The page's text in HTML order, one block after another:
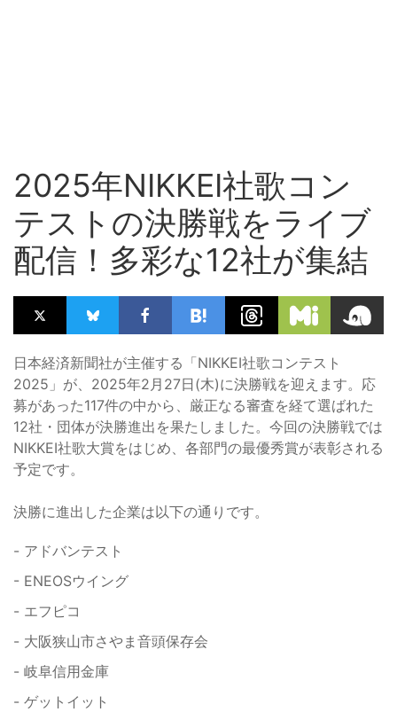
2025年NIKKEI社歌コン
テストの決勝戦をライブ
配信！多彩な12社が集結
日本経済新聞社が主催する「NIKKEI社歌コンテスト
2025」が、2025年2月27日(木)に決勝戦を迎えます。応
募があった117件の中から、厳正なる審査を経て選ばれた
12社・団体が決勝進出を果たしました。今回の決勝戦では
NIKKEI社歌大賞をはじめ、各部門の最優秀賞が表彰される
予定です。
決勝に進出した企業は以下の通りです。
- アドバンテスト
- ENEOSウイング
- エフピコ
- 大阪狭山市さやま音頭保存会
- 岐阜信用金庫
- ゲットイット